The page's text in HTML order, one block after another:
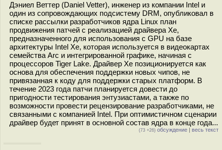
Дэниел Веттер (Daniel Vetter), инженер из компании Intel и
один из сопровождающих подсистему DRM, опубликовал в
списке рассылки разработчиков ядра Linux план
продвижения патчей с реализацией драйвера Xe,
предназначенного для использования с GPU на базе
архитектуры Intel Xe, которая используется в видеокартах
семейства Arc и интегрированной графике, начиная с
процессоров Tiger Lake. Драйвер Xe позиционируется как
основа для обеспечения поддержки новых чипов, не
привязанная к коду для поддержки старых платформ. В
течение 2023 года патчи планируется довести до
пригодности тестирования энтузиастами, а также по
возможности провести рецензирование разработчиками, не
связанными с компанией Intel. При оптимистичном сценарии
драйвер будет принят в основной состав ядра в конце года...
(73 +26) обсуждение | весь текст